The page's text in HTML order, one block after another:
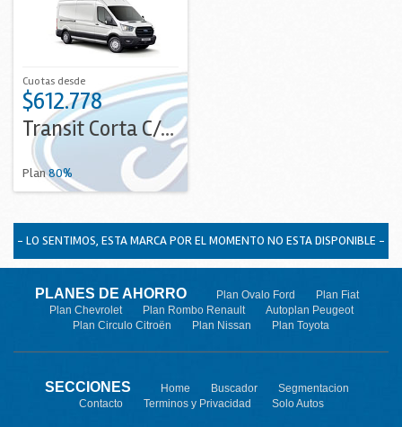
Cuotas desde
$612.778
Transit Corta C/Aa
Plan80%
- LO SENTIMOS, ESTA MARCA POR EL MOMENTO NO ESTA DISPONIBLE -
PLANES DE AHORRO Plan Ovalo Ford
Plan Fiat
Plan Chevrolet
Plan Rombo Renault
Autoplan Peugeot
Plan Circulo Citroën
Plan Nissan Plan Toyota
SECCIONES Home Buscador
Segmentacion
Contacto
Terminos y Privacidad Solo Autos